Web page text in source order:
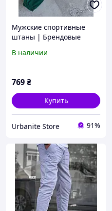
Мужские спортивные
штаны | Брендовые
патчем весна-осень
В наличии
769₴
Купить
Urbanite Store 91%